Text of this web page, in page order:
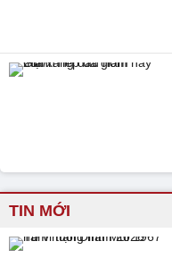
TIN MỚI